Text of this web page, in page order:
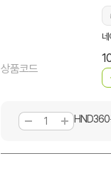
상품코드